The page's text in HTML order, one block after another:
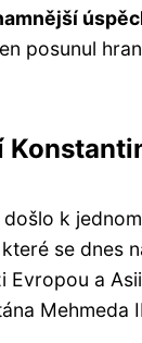
posunul
k
se dnes
Evropou a
Mehmeda